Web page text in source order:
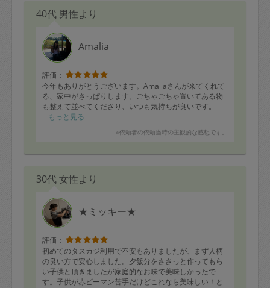
40代 男性より
Amalia
評価：
今年もありがとうございます。Amaliaさんが来てくれて
る、家中がさっぱりします。ごちゃごちゃ置いてある物
も整えて並べてくださり、いつも気持ちが良いです。
もっと見る
※依頼者の依頼当時の主観的な感想です。
30代 女性より
★ミッキー★
評価：
初めてのタスカジ利用で不安もありましたが、まず人柄
の良い方で安心しました。夕飯分をささっと作ってもら
い子供と頂きましたが家庭的なお味で美味しかったで
す。子供が赤ピーマン苦手だけどこれなら美味しい！と